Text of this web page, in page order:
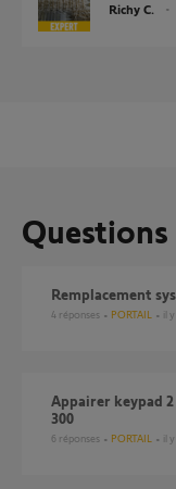
Richy C.
Questions
Remplacement
4 réponses PORTAIL il
Appairer keypad 2 rts a un moteur de portail slidymoove
300
6 réponses PORTAIL il